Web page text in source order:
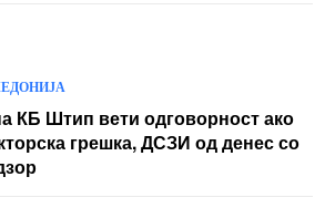
КБ Штип вети одговорност ако
грешка, ДСЗИ од денес со